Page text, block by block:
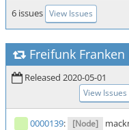
6 issues View Issues
Freifunk
Released 2020-05-01
View Issues
0000139: [Node]